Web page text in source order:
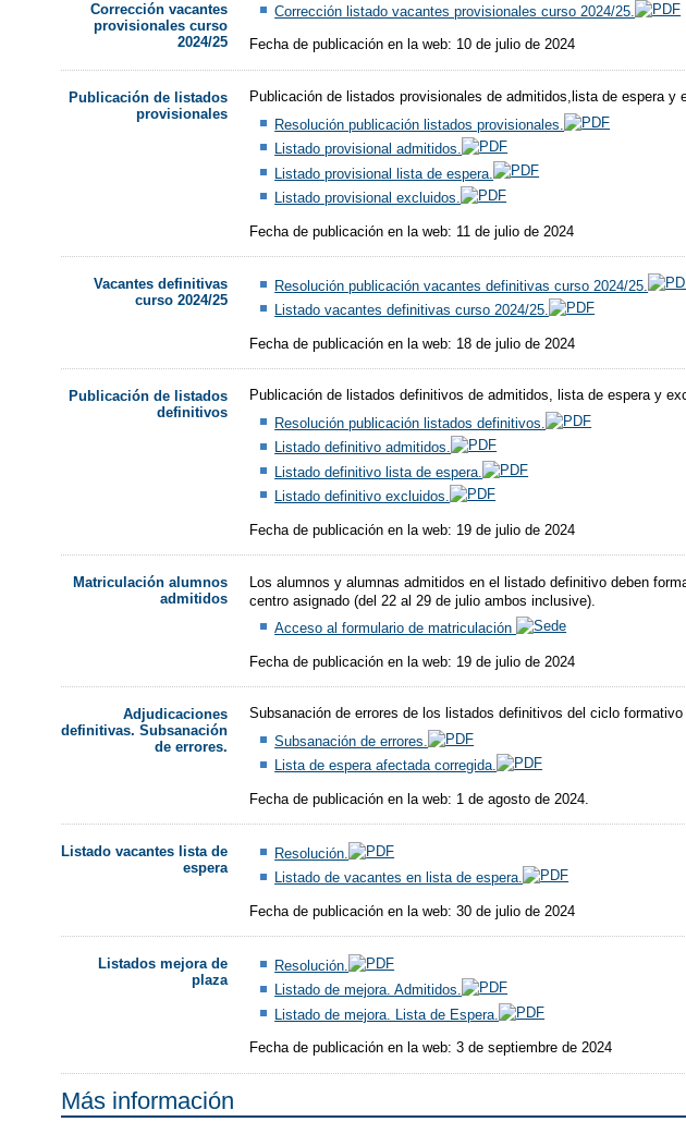
Corrección vacantes
provisionales curso
2024/25
Corrección listado vacantes provisionales curso 2024/25.
Fecha de publicación en la web: 10 de julio de 2024
Publicación de listados
provisionales
Publicación de listados provisionales de admitidos,lista de espera
Resolución publicación listados provisionales.
Listado provisional admitidos.
Listado provisional lista de espera.
Listado provisional excluidos.
Fecha de publicación en la web: 11 de julio de 2024
Vacantes definitivas
curso 2024/25
Resolución publicación vacantes definitivas curso 2024/25.
Listado vacantes definitivas curso 2024/25.
Fecha de publicación en la web: 18 de julio de 2024
Publicación de listados
definitivos
Publicación de listados definitivos de admitidos, lista de espera y
Resolución publicación listados definitivos.
Listado definitivo admitidos.
Listado definitivo lista de espera.
Listado definitivo excluidos.
Fecha de publicación en la web: 19 de julio de 2024
Matriculación alumnos
admitidos
Los alumnos y alumnas admitidos en el listado definitivo deben
centro asignado (del 22 al 29 de julio ambos inclusive).
Acceso al formulario de matriculación
Fecha de publicación en la web: 19 de julio de 2024
Adjudicaciones
definitivas. Subsanación
de errores.
Subsanación de errores de los listados definitivos del ciclo
Subsanación de errores.
Lista de espera afectada corregida.
Fecha de publicación en la web: 1 de agosto de 2024.
Listado vacantes lista de
espera
Resolución.
Listado de vacantes en lista de espera.
Fecha de publicación en la web: 30 de julio de 2024
Listados mejora de
plaza
Resolución.
Listado de mejora. Admitidos.
Listado de mejora. Lista de Espera.
Fecha de publicación en la web: 3 de septiembre de 2024
Más información